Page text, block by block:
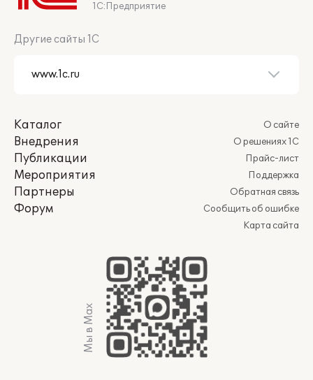
1С:Предприятие
Другие сайты 1С
Каталог
Внедрения
Публикации
Мероприятия
Партнеры
Форум
О сайте
О решениях 1С
Прайс-лист
Поддержка
Обратная связь
Сообщить об ошибке
Карта сайта
Мы в Max